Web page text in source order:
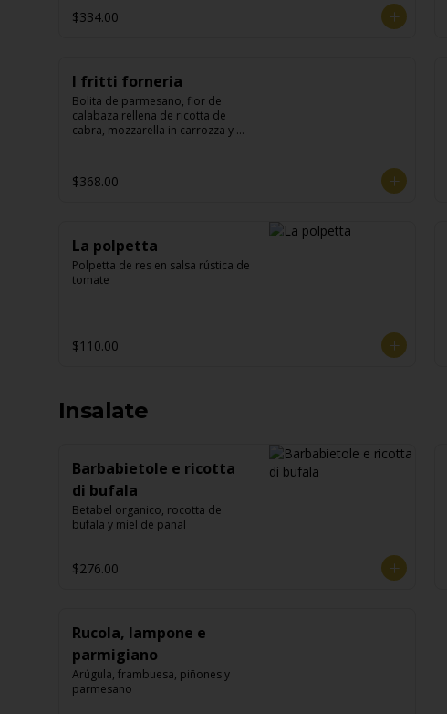
$334.00
I fritti forneria
Bolita de parmesano, flor de
calabaza rellena de ricotta de
cabra, mozzarella in carrozza y
$368.00
La polpetta
Polpetta de res en salsa rústica de
tomate
$110.00
Insalate
Barbabietole e ricotta
di bufala
Betabel organico, rocotta de
bufala y miel de panal
$276.00
Rucola, lampone e
parmigiano
Arúgula, frambuesa, piñones y
parmesano